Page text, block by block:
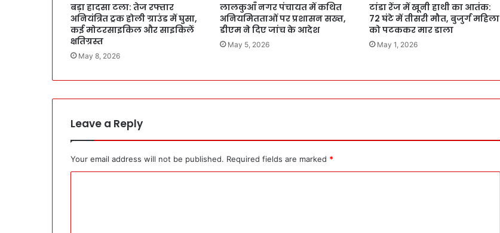
बड़ा हादसा टला: तेज रफ्तार
अनियंत्रित ट्रक होली ग्राउंड में घुसा,
कई मोटरसाइकिल और साइकिलें
क्षतिग्रस्त
May 8, 2026
लालकुआँ नगर पंचायत में कथित
अनियमितताओं पर प्रशासन सख्त,
डीएम ने दिए जांच के आदेश
May 5, 2026
टांडा रेंज में खूनी हाथी का आतंक:
72 घंटे में तीसरी मौत, बुजुर्ग महिला
को पटककर मार डाला
May 1, 2026
Leave a Reply
Your email address will not be published. Required fields are marked *